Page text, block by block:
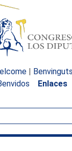
| Benvinguts
Enlaces